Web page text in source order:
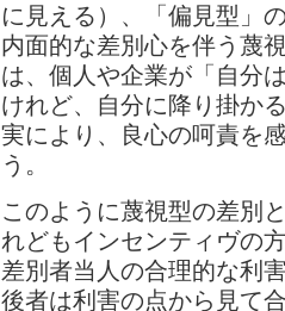
に見える）、「偏見型」
内面的な差別心を伴う蔑
は、個人や企業が「自分
けれど、自分に降り掛か
実により、良心の呵責を
う。
このように蔑視型の差別
れどもインセンティヴの
差別者当人の合理的な利
後者は利害の点から見て